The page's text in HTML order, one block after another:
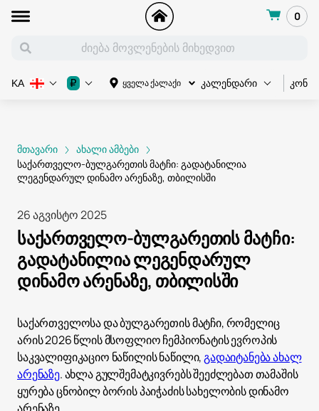
0
ყველა ქალაქი კალენდარი
KA ₽
მთავარი
ახალი ამბები
საქართველო-ბულგარეთის მატჩი: გადატანილია
ლეგენდარულ დინამო არენაზე, თბილისში
26 აგვისტო 2025
საქართველო-ბულგარეთის მატჩი:
გადატანილია ლეგენდარულ
დინამო არენაზე, თბილისში
საქართველოსა და ბულგარეთის მატჩი, რომელიც
არის 2026 წლის მსოფლიო ჩემპიონატის ევროპის
საკვალიფიკაციო ნაწილის ნაწილი,გადაიტანება ახალ
არენაზე. ახლა გულშემატკივრებს შეეძლებათ თამაშის
ყურება ცნობილ ბორის პაიჭაძის სახელობის დინამო